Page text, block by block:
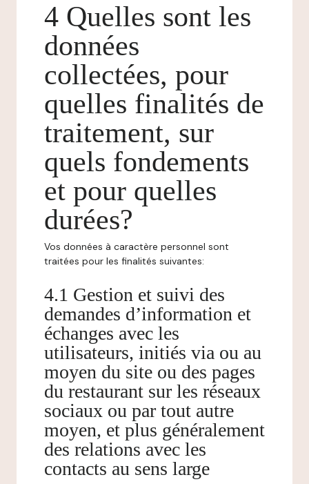
4 Quelles sont les
données
collectées, pour
quelles finalités de
traitement, sur
quels fondements
et pour quelles
durées?
Vos données à caractère personnel sont
traitées pour les finalités suivantes:
4.1 Gestion et suivi des
demandes d’information et
échanges avec les
utilisateurs, initiés via ou au
moyen du site ou des pages
du restaurant sur les réseaux
sociaux ou par tout autre
moyen, et plus généralement
des relations avec les
contacts au sens large